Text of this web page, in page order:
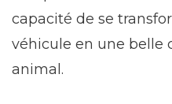
capacité de se
véhicule en une belle
animal.